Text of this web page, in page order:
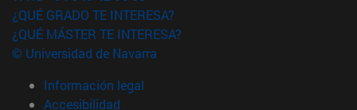
¿QUÉ GRADO TE INTERESA?
¿QUÉ MÁSTER TE INTERESA?
© Universidad de Navarra
Información legal
Accesibilidad